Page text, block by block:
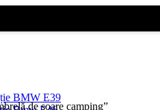
BMW E39
de soare camping”